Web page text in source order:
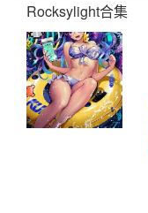
Rocksylight合集